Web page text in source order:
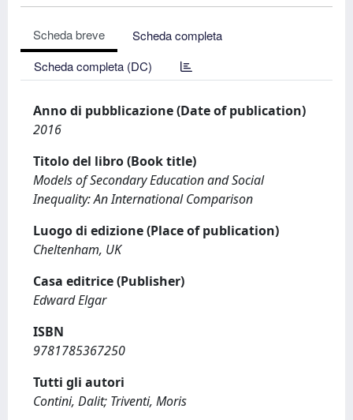
Scheda breve
Scheda completa
Scheda completa (DC)
Anno di pubblicazione (Date of publication)
2016
Titolo del libro (Book title)
Models of Secondary Education and Social
Inequality: An International Comparison
Luogo di edizione (Place of publication)
Cheltenham, UK
Casa editrice (Publisher)
Edward Elgar
ISBN
9781785367250
Tutti gli autori
Contini, Dalit; Triventi, Moris